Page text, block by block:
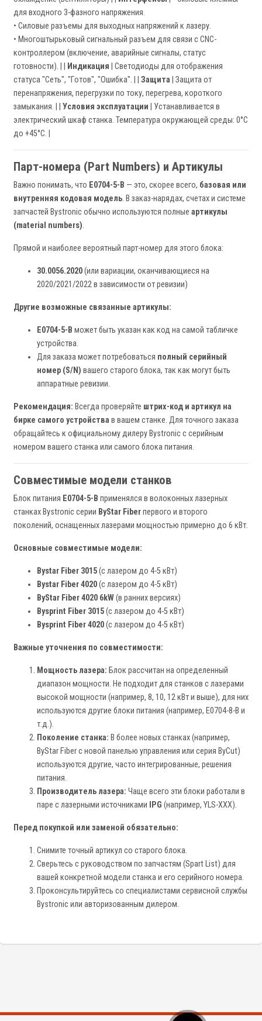
для входного 3-фазного напряжения.
• Силовые разъемы для выходных напряжений к лазеру.
• Многоштырьковый сигнальный разъем для связи с CNC-
контроллером (включение, аварийные сигналы, статус
готовности). | |
Индикация | Светодиоды для отображения
статуса "Сеть", "Готов", "Ошибка". | | Защита | Защита от
перенапряжения, перегрузки по току, перегрева, короткого
замыкания. | | Условия эксплуатации | Устанавливается в
электрический шкаф станка. Температура окружающей среды: 0°C
до +45°C. |
Парт-номера (Part Numbers) и Артикулы
Важно понимать, что E0704-5-B — это, скорее всего, базовая или
внутренняя кодовая модель. В заказ-нарядах, счетах и системе
запчастей Bystronic обычно используются полные артикулы
(material numbers).
Прямой и наиболее вероятный парт-номер для этого блока:
30.0056.2020(или вариации, оканчивающиеся на
2020/2021/2022 в зависимости от ревизии)
Другие возможные связанные артикулы:
E0704-5-B может быть указан как код на самой табличке
устройства.
Для заказа может потребоваться полный серийный
номер (S/N) вашего старого блока, так как могут быть
аппаратные ревизии.
Рекомендация: Всегда проверяйте штрих-код и артикул на
бирке самого устройства в вашем станке. Для точного заказа
обращайтесь к официальному дилеру Bystronic с серийным
номером вашего станка или самого блока питания.
Совместимые модели станков
Блок питания E0704-5-B применялся в волоконных лазерных
станках Bystronic серии ByStar Fiberпервого и второго
поколений, оснащенных лазерами мощностью примерно до 6 кВт.
Основные совместимые модели:
Bystar Fiber 3015(с лазером до 4-5 кВт)
Bystar Fiber 4020(с лазером до 4-5 кВт)
ByStar Fiber 4020 6kW(в ранних версиях)
Bysprint Fiber 3015(с лазером до 4-5 кВт)
Bysprint Fiber 4020(с лазером до 4-5 кВт)
Важные уточнения по совместимости:
Мощность лазера: Блок рассчитан на определенный
диапазон мощности. Не подходит для станков с лазерами
высокой мощности (например, 8, 10, 12 кВт и выше), для них
используются другие блоки питания (например, E0704-8-B и
т.д.).
Поколение станка: В более новых станках (например,
ByStar Fiber с новой панелью управления или серия ByCut)
используются другие, часто интегрированные, решения
питания.
Производитель лазера: Чаще всего эти блоки работали в
паре с лазерными источниками
IPG (например, YLS-XXX).
Перед покупкой или заменой обязательно:
Снимите точный артикул со старого блока.
Сверьтесь с руководством по запчастям (Spart List) для
вашей конкретной модели станка и его серийного номера.
Проконсультируйтесь со специалистами сервисной службы
Bystronic или авторизованным дилером.